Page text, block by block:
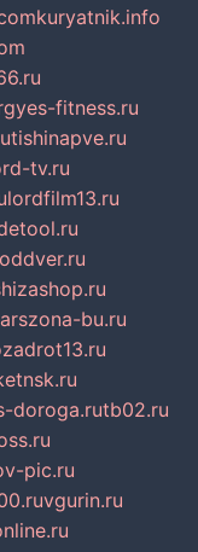
kuryatnik.info
yes-fitness.ru
tishinapve.ru
tv.ru
lordfilm13.ru
bu.ru
doroga.rutb02.ru
pic.ru
vgurin.ru